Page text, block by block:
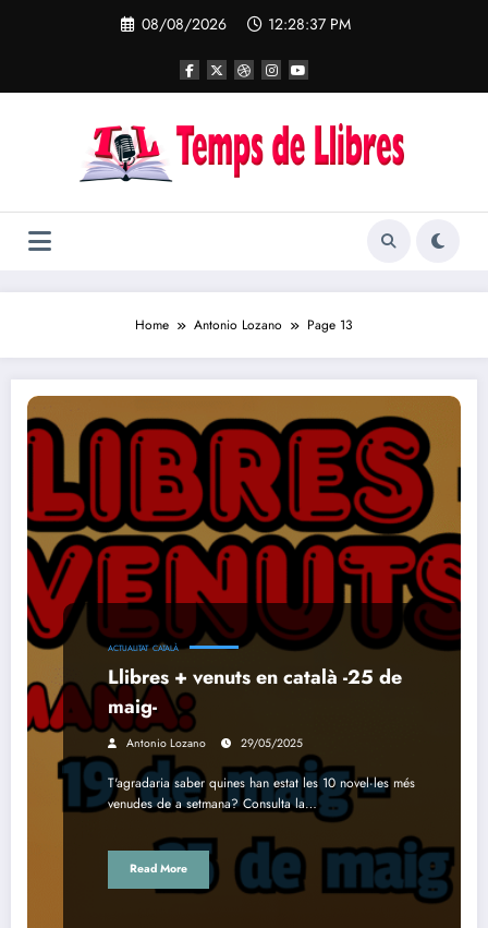
08/08/2026 12:28:38 PM
Home Antonio Lozano Page 13
ACTUALITAT CATALÀ
Llibres + venuts en català -25 de
maig-
Antonio Lozano 29/05/2025
T'agradaria saber quines han estat les 10 novel·les més
venudes de a setmana? Consulta la…
Read More